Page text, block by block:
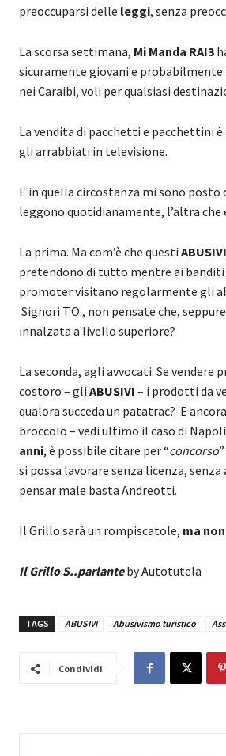
preoccuparsi delle leggi, senza
La scorsa settimana, Mi Manda RAI3
sicuramente giovani e probabilmente
nei Caraibi, voli per qualsiasi
La vendita di pacchetti e pacchettini
gli arrabbiati in televisione.
E in quella circostanza mi sono posto
leggono quotidianamente, l’altra che
La prima. Ma com’è che questi ABUSIVI
pretendono di tutto mentre ai
promoter visitano regolarmente gli
Signori T.O., non pensate che,
innalzata a livello superiore?
La seconda, agli avvocati. Se
costoro – gli ABUSIVI – i prodotti da
qualora succeda un patatrac? E
broccolo – vedi ultimo il caso di
anni, è possibile citare per “concorso
si possa lavorare senza licenza,
pensar male basta Andreotti.
Il Grillo sarà un rompiscatole, ma
Il Grillo S..parlanteby Autotutela
TAGS ABUSIVI Abusivismo turistico
Condividi